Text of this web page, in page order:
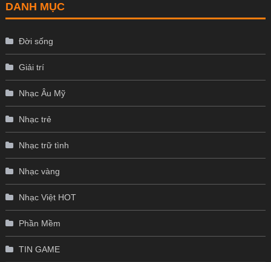
DANH MỤC
Đời sống
Giải trí
Nhạc Âu Mỹ
Nhạc trẻ
Nhạc trữ tình
Nhạc vàng
Nhạc Việt HOT
Phần Mềm
TIN GAME